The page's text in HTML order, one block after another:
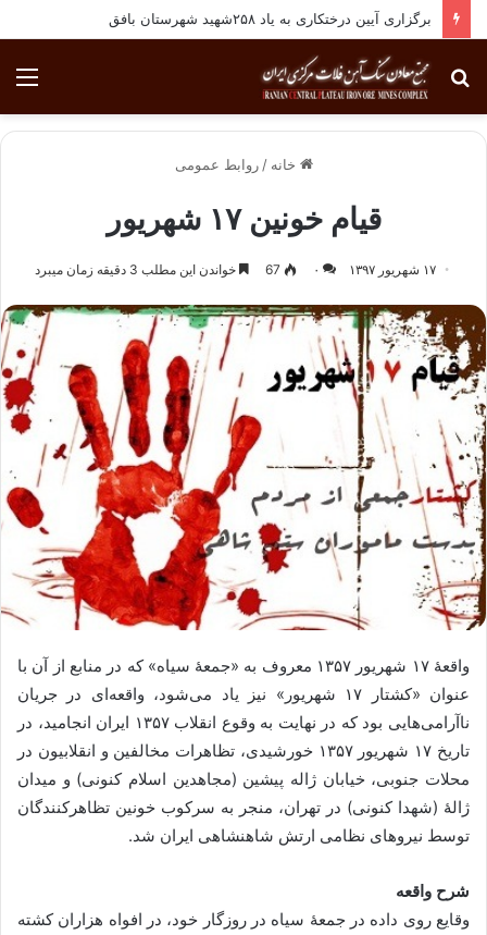
برگزاری آیین درختکاری به یاد ۲۵۸شهید شهرستان بافق
جستجو
برای
خانه / روابط عمومی
قیام خونین ۱۷ شهریور
۱۷ شهریور ۱۳۹۷ ۰ 67 خواندن این مطلب 3 دقیقه زمان میبرد
واقعهٔ ۱۷ شهریور ۱۳۵۷ معروف به «جمعهٔ سیاه» که در منابع از آن با
عنوان «کشتار ۱۷ شهریور» نیز یاد می‌شود، واقعه‌ای در جریان
ناآرامی‌هایی بود که در نهایت به وقوع انقلاب ۱۳۵۷ ایران انجامید، در
تاریخ ۱۷ شهریور ۱۳۵۷ خورشیدی، تظاهرات مخالفین و انقلابیون در
محلات جنوبی، خیابان ژاله پیشین (مجاهدین اسلام کنونی) و میدان
ژالهٔ (شهدا کنونی) در تهران، منجر به سرکوب خونین تظاهرکنندگان
توسط نیروهای نظامی ارتش شاهنشاهی ایران شد.
شرح واقعه
وقایع روی داده در جمعهٔ سیاه در روزگار خود، در افواه هزاران کشته